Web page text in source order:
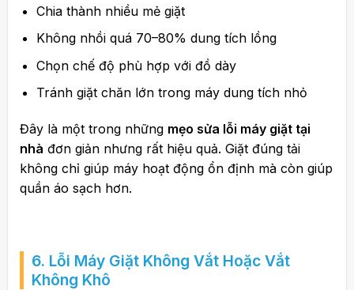
Chia thành nhiều mẻ giặt
Không nhồi quá 70–80% dung tích lồng
Chọn chế độ phù hợp với đồ dày
Tránh giặt chăn lớn trong máy dung tích nhỏ
Đây là một trong những mẹo sửa lỗi máy giặt tại
nhà đơn giản nhưng rất hiệu quả. Giặt đúng tải
không chỉ giúp máy hoạt động ổn định mà còn giúp
quần áo sạch hơn.
6. Lỗi Máy Giặt Không Vắt Hoặc Vắt
Không Khô